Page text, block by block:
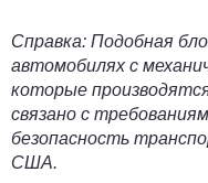
Справка: Подобная
автомобилях с
которые
связано с
безопасность
США.